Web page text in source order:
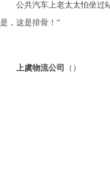
公共汽车上老太太怕坐过
是，这是排骨！”
上虞物流公司 （）